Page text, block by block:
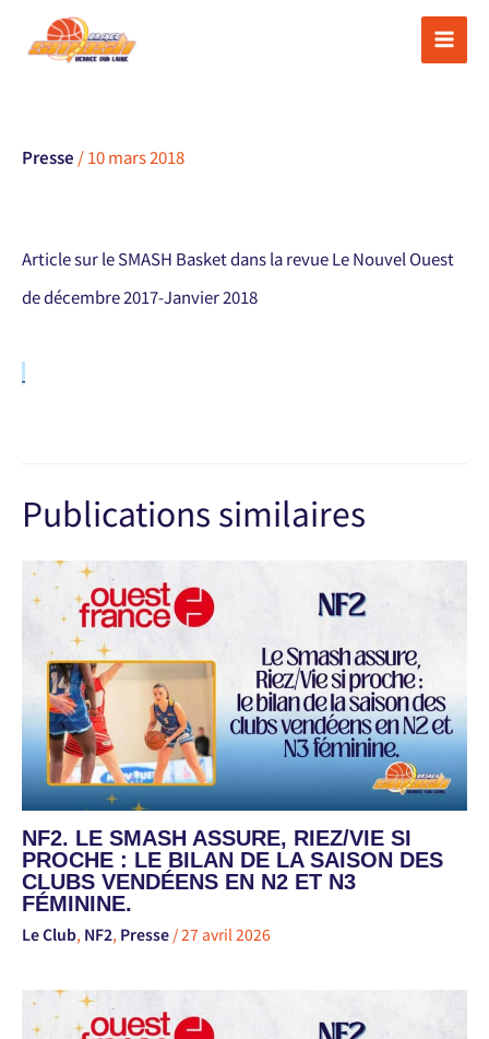
Presse /10 mars 2018
Article sur le SMASH Basket dans la revue Le Nouvel Ouest
de décembre 2017-Janvier 2018
Publications similaires
NF2. LE SMASH ASSURE, RIEZ/VIE SI
PROCHE : LE BILAN DE LA SAISON DES
CLUBS VENDÉENS EN N2 ET N3
FÉMININE.
Le Club, NF2, Presse /27 avril 2026